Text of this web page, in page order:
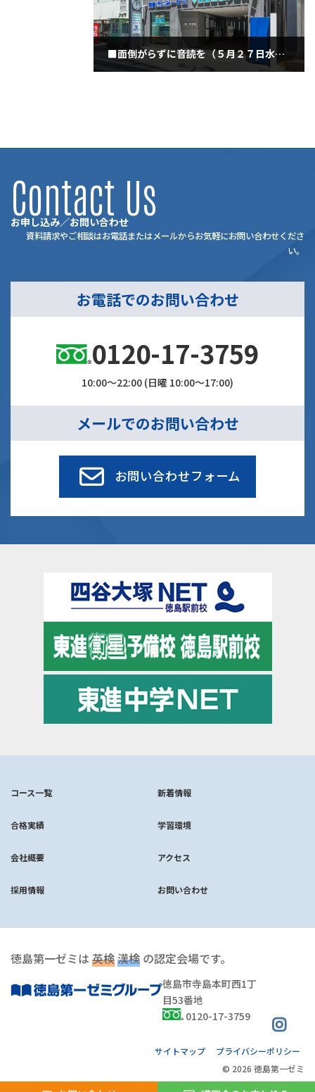
■面倒がらずに音読を（５月２７日水曜日）
お申し込み／お問い合わせ
Contact Us
資料請求やご相談はお電話またはメールからお気軽にお問い合わせくださ
い。
お電話でのお問い合わせ
0120-17-3759
10:00～22:00 (日曜 10:00～17:00)
メールでのお問い合わせ
お問い合わせフォーム
コース一覧 新着情報
合格実績 学習環境
会社概要 アクセス
採用情報 お問い合わせ
徳島第一ゼミは 英検漢検 の認定会場です。
徳島市寺島本町西1丁
目53番地
0120-17-3759
サイトマップ
プライバシーポリシー
© 2026 徳島第一ゼミ